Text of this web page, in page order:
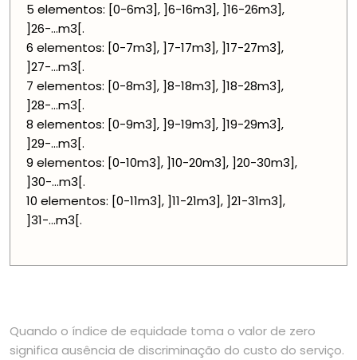
5 elementos: [0-6m3], ]6-16m3], ]16-26m3],
]26-...m3[.
6 elementos: [0-7m3], ]7-17m3], ]17-27m3],
]27-...m3[.
7 elementos: [0-8m3], ]8-18m3], ]18-28m3],
]28-...m3[.
8 elementos: [0-9m3], ]9-19m3], ]19-29m3],
]29-...m3[.
9 elementos: [0-10m3], ]10-20m3], ]20-30m3],
]30-...m3[.
10 elementos: [0-11m3], ]11-21m3], ]21-31m3],
]31-...m3[.
Quando o índice de equidade toma o valor de zero
significa ausência de discriminação do custo do serviço.